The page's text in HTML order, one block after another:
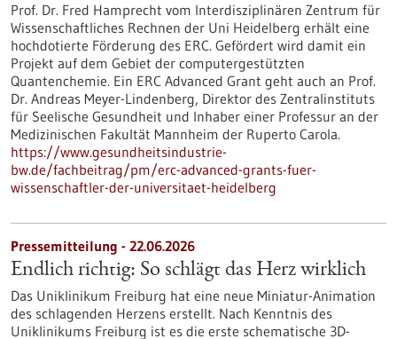
Prof. Dr. Fred Hamprecht vom Interdisziplinären Zentrum für
Wissenschaftliches Rechnen der Uni Heidelberg erhält eine
hochdotierte Förderung des ERC. Gefördert wird damit ein
Projekt auf dem Gebiet der computergestützten
Quantenchemie. Ein ERC Advanced Grant geht auch an Prof.
Dr. Andreas Meyer-Lindenberg, Direktor des Zentralinstituts
für Seelische Gesundheit und Inhaber einer Professur an der
Medizinischen Fakultät Mannheim der Ruperto Carola.
https://www.gesundheitsindustrie-
bw.de/fachbeitrag/pm/erc-advanced-grants-fuer-
wissenschaftler-der-universitaet-heidelberg
Pressemitteilung - 22.06.2026
Endlich richtig: So schlägt das Herz wirklich
Das Uniklinikum Freiburg hat eine neue Miniatur-Animation
des schlagenden Herzens erstellt. Nach Kenntnis des
Uniklinikums Freiburg ist es die erste schematische 3D-